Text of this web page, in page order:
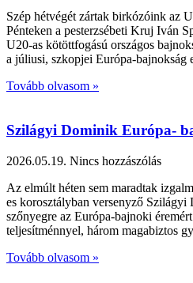
Szép hétvégét zártak birkózóink az
Pénteken a pesterzsébeti Kruj Iván
U20-as kötöttfogású országos
a júliusi, szkopjei Európa-bajnokság
Tovább olvasom »
Szilágyi Dominik Európa-
2026.05.19. Nincs hozzászólás
Az elmúlt héten sem maradtak
es korosztályban versenyző
szőnyegre az Európa-bajnoki
teljesítménnyel, három magabiztos
Tovább olvasom »